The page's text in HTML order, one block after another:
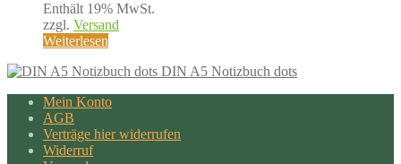
Enthält 19% MwSt.
zzgl. Versand
Weiterlesen
DIN A5 Notizbuch dots
Mein Konto
AGB
Verträge hier widerrufen
Widerruf